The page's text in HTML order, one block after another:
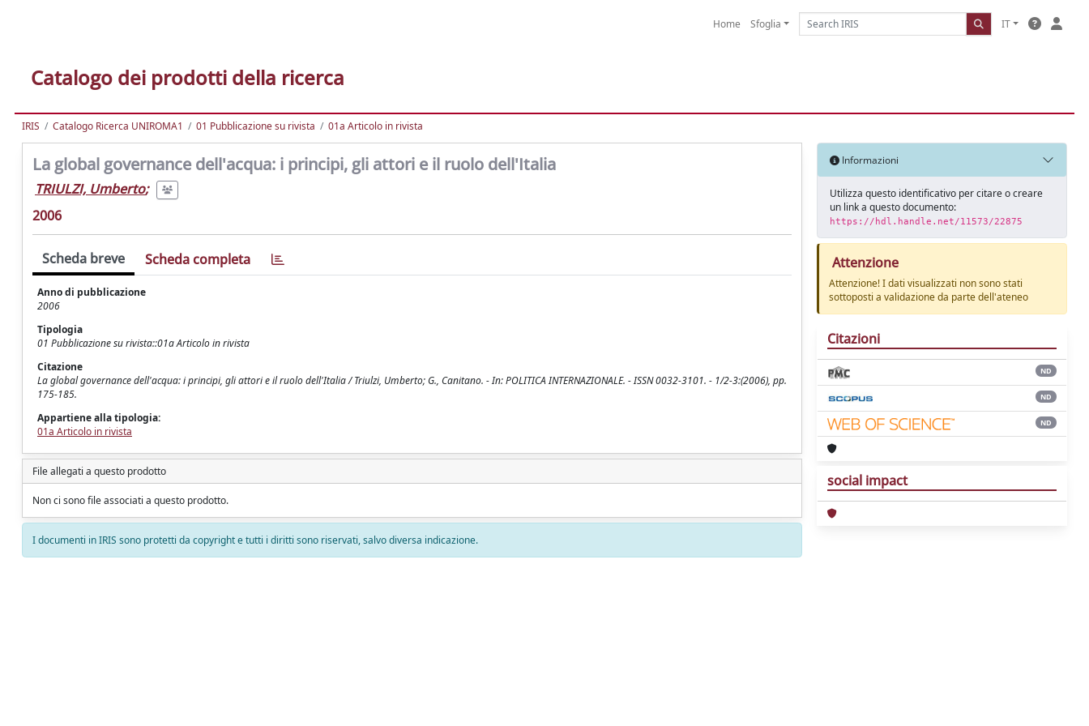
Home Sfoglia IT
Catalogo dei prodotti della ricerca
IRIS Catalogo Ricerca UNIROMA1 01 Pubblicazione su rivista 01a Articolo in rivista
La global governance dell'acqua: i principi, gli attori e il ruolo dell'Italia
TRIULZI, Umberto;
2006
Scheda breve Scheda completa
Anno di pubblicazione
2006
Tipologia
01 Pubblicazione su rivista::01a Articolo in rivista
Citazione
La global governance dell'acqua: i principi, gli attori e il ruolo dell'Italia / Triulzi, Umberto; G., Canitano. - In: POLITICA INTERNAZIONALE. - ISSN 0032-3101. - 1/2-3:(2006), pp.
175-185.
Appartiene alla tipologia:
01a Articolo in rivista
File allegati a questo prodotto
Non ci sono file associati a questo prodotto.
I documenti in IRIS sono protetti da copyright e tutti i diritti sono riservati, salvo diversa indicazione.
Informazioni
Utilizza questo identificativo per citare o creare
un link a questo documento:
https://hdl.handle.net/11573/22875
Attenzione
Attenzione! I dati visualizzati non sono stati
sottoposti a validazione da parte dell'ateneo
Citazioni
ND
ND
ND
social impact